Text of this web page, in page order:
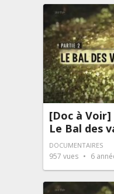
[Doc à
Le Bal des
DOCUMENTAIRES
957 vues 6